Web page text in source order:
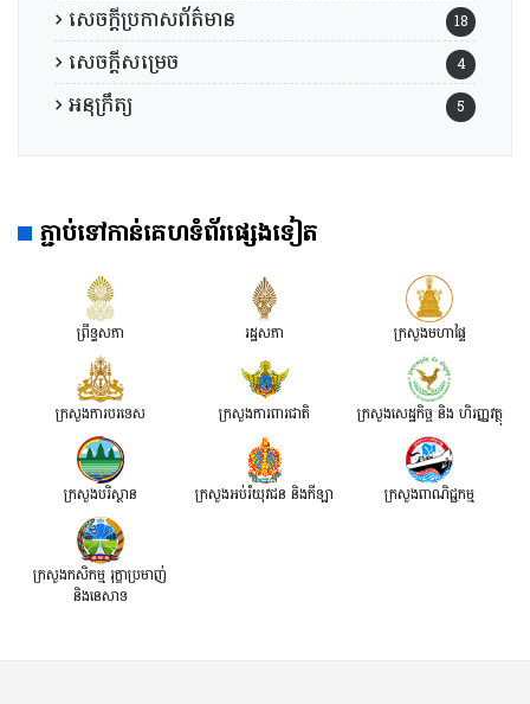
សេចក្តីប្រកាសព័ត៌មាន 18
សេចក្តីសម្រេច 4
អនុក្រឹត្យ 5
ភ្ជាប់ទៅកាន់គេហទំព័រផ្សេងទៀត
ព្រឹទ្ធសភា រដ្ឋសភា ក្រសួងមហាផ្ទៃ
ក្រសួងការបរទេស ក្រសួងការពារជាតិ ក្រសួង​សេដ្ឋកិច្ច និង ហិរញ្ញវត្ថុ
ក្រសួងបរិស្ថាន ក្រសួងអប់រំយុវជន និងកីឡា ក្រសួងពាណិជ្ជកម្ម
ក្រសួងកសិកម្ម រុក្ខាប្រមាញ់
និងនេសាទ